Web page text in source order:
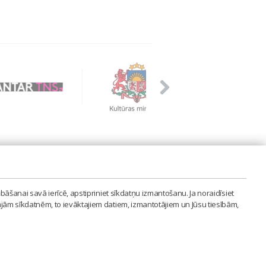
savā ierīcē, apstipriniet sīkdatņu izmantošanu. Ja noraidīsiet
sīkdatnēm, to ievāktajiem datiem, izmantotājiem un Jūsu tiesībām,